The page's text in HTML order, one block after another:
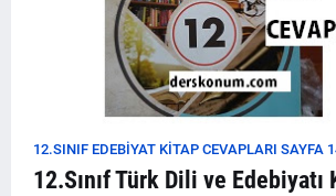
12.SINIF EDEBİYAT KİTAP CEVAPLARI SAYFA
12.Sınıf Türk Dili ve Edebiyatı